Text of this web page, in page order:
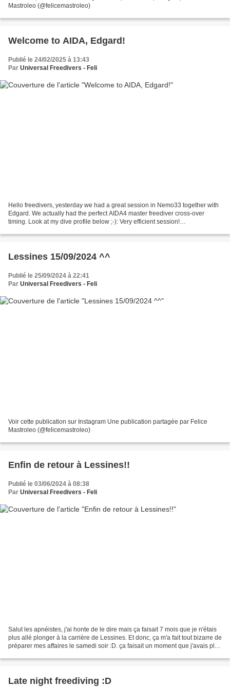
Mastroleo (@felicemastroleo)
Welcome to AIDA, Edgard!
Publié le 24/02/2025 à 13:43
Par Universal Freedivers - Feli
Hello freedivers, yesterday we had a great session in Nemo33 together with
Edgard. We actually had the perfect AIDA4 master freediver cross-over
timing. Look at my dive profile below ;-): Very efficient session!
Lessines 15/09/2024 ^^
Publié le 25/09/2024 à 22:41
Par Universal Freedivers - Feli
Voir cette publication sur Instagram Une publication partagée par Felice
Mastroleo (@felicemastroleo)
Enfin de retour à Lessines!!
Publié le 03/06/2024 à 08:38
Par Universal Freedivers - Feli
Salut les apnéistes, j'ai honte de le dire mais ça faisait 7 mois que je n'étais
plus allé plonger à la carrière de Lessines. Et donc, ça m'a fait tout bizarre de
préparer mes affaires le samedi soir :D. ça faisait un moment que j'avais plus
Late night freediving :D